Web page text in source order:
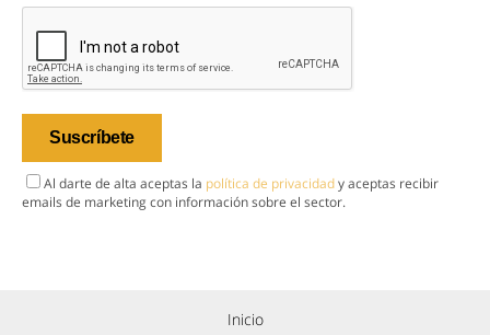
Al darte de alta aceptas la política de privacidady aceptas recibir
emails de marketing con información sobre el sector.
Inicio